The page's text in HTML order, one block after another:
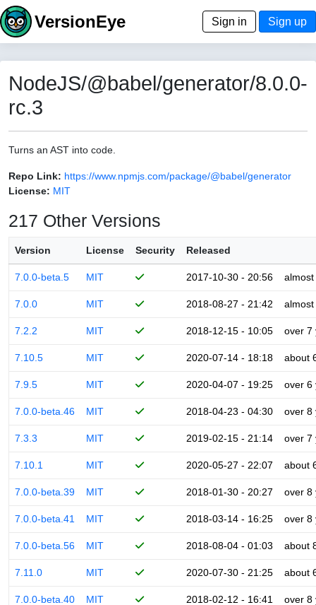
VersionEye Sign in Sign up
NodeJS/@babel/generator/8.0.0-
rc.3
Turns an AST into code.
Repo Link: https://www.npmjs.com/package/@babel/generator
License: MIT
217 Other Versions
Version License Security Released
7.0.0-beta.5 MIT 2017-10-30 - 20:56
7.0.0 MIT 2018-08-27 - 21:42
7.2.2 MIT 2018-12-15 - 10:05 over 7
7.10.5 MIT 2020-07-14 - 18:18 about
7.9.5 MIT 2020-04-07 - 19:25 over 6
7.0.0-beta.46 MIT 2018-04-23 - 04:30 over 8
7.3.3 MIT 2019-02-15 - 21:14 over 7
7.10.1 MIT 2020-05-27 - 22:07 about
7.0.0-beta.39 MIT 2018-01-30 - 20:27 over 8
7.0.0-beta.41 MIT 2018-03-14 - 16:25 over 8
7.0.0-beta.56 MIT 2018-08-04 - 01:03 about
7.11.0 MIT 2020-07-30 - 21:25 about
7.0.0-beta.40 MIT 2018-02-12 - 16:41 over 8